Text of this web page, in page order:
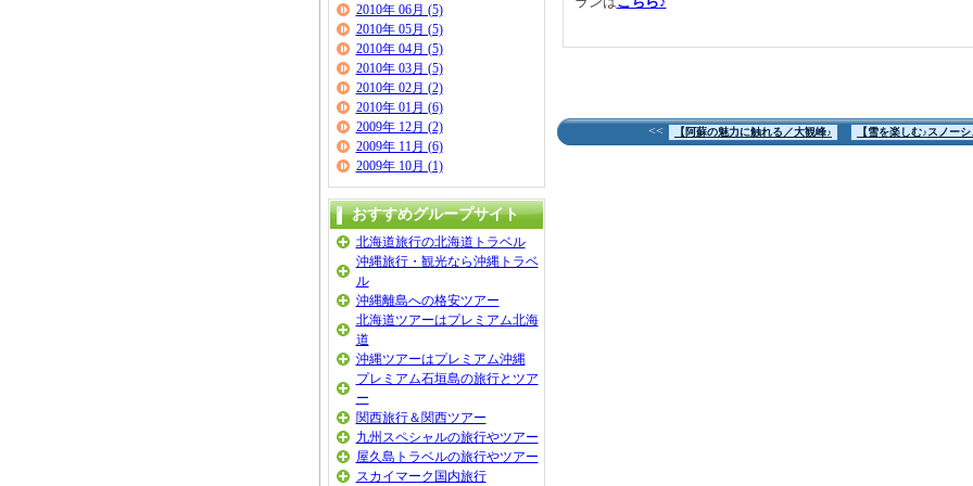
2010年 06月 (5)
2010年 05月 (5)
2010年 04月 (5)
2010年 03月 (5)
2010年 02月 (2)
2010年 01月 (6)
2009年 12月 (2)
2009年 11月 (6)
2009年 10月 (1)
おすすめグループサイト
北海道旅行の北海道トラベル
沖縄旅行・観光なら沖縄トラベ
ル
沖縄離島への格安ツアー
北海道ツアーはプレミアム北海
道
沖縄ツアーはプレミアム沖縄
プレミアム石垣島の旅行とツア
ー
関西旅行＆関西ツアー
九州スペシャルの旅行やツアー
屋久島トラベルの旅行やツアー
スカイマーク国内旅行
<< 【阿蘇の魅力に触れる／大観峰♪ 【雪を楽しむ♪スノー